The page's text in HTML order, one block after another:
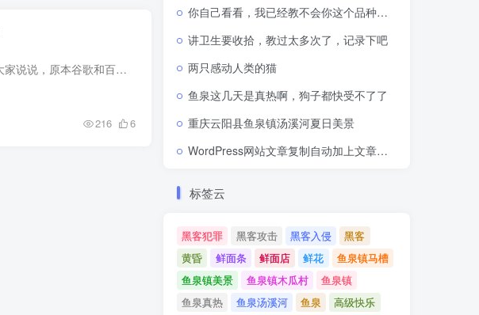
百度、搜狗、360、必应(Bing.com)搜索到底哪个好？今天我就来和大家说说，原本谷歌和百度在中国是平分秋色，当谷歌撤出中国市场后，百度自当是龙头老大，由于百度的各种原因大家对其的态度不用...
216 6
你自己看看，我已经教不会你这个品种了吗？
讲卫生要收拾，教过太多次了，记录下吧
两只感动人类的猫
鱼泉这几天是真热啊，狗子都快受不了了
重庆云阳县鱼泉镇汤溪河夏日美景
WordPress网站文章复制自动加上文章网址出处链接
标签云
黑客犯罪 黑客攻击 黑客入侵
黑客
黄昏
鲜面条 鲜面店 鲜花
鱼泉镇马槽
鱼泉镇美景
鱼泉镇木瓜村
鱼泉镇
鱼泉真热
鱼泉汤溪河 鱼泉
高级快乐